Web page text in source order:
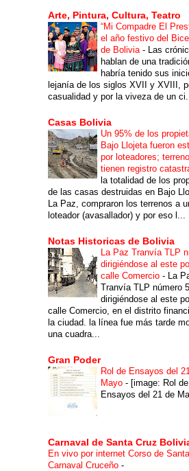
Arte, Pintura, Cultura, Teatro
“Mi Compadre El
el año festivo del
de Bolivia - Las
hablan de una
habría tenido sus
lejanía de los siglos XVII y XVIII,
casualidad y por la viveza de un
Casas Bolivia
Un 95% de los
Bajo Llojeta fueron
por loteadores;
tienen registro
la totalidad de los
de las casas destruidas en Bajo
La Paz, compraron los terrenos a
loteador (avasallador) y por eso l...
Notas Historicas de Bolivia
La Paz Tranvía TLP
dirigiéndose al este
calle Comercio - La
Tranvía TLP número 5
dirigiéndose al este
calle Comercio, en el distrito
la ciudad. la línea fue más tarde
una cuadra...
Gran Poder
Rol de Ensayos del
Mayo - [image: Rol de
Ensayos del 21 de
Carnaval de Santa Cruz
En vivo por internet Corso de
Carnaval Cruceño -